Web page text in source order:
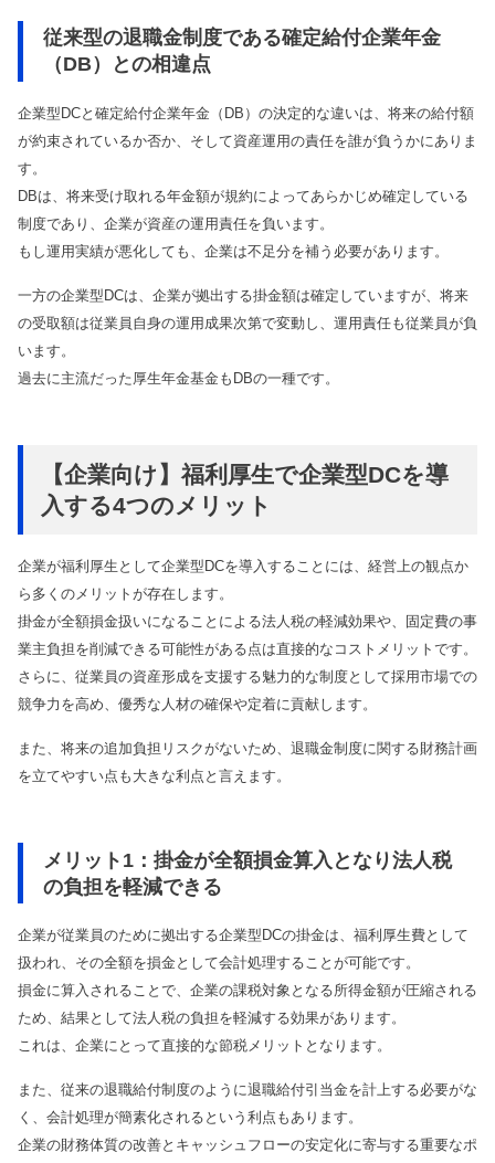
従来型の退職金制度である確定給付企業年金
（DB）との相違点
企業型DCと確定給付企業年金（DB）の決定的な違いは、将来の給付額
が約束されているか否か、そして資産運用の責任を誰が負うかにありま
す。
DBは、将来受け取れる年金額が規約によってあらかじめ確定している
制度であり、企業が資産の運用責任を負います。
もし運用実績が悪化しても、企業は不足分を補う必要があります。
一方の企業型DCは、企業が拠出する掛金額は確定していますが、将来
の受取額は従業員自身の運用成果次第で変動し、運用責任も従業員が負
います。
過去に主流だった厚生年金基金もDBの一種です。
【企業向け】福利厚生で企業型DCを導
入する4つのメリット
企業が福利厚生として企業型DCを導入することには、経営上の観点か
ら多くのメリットが存在します。
掛金が全額損金扱いになることによる法人税の軽減効果や、固定費の事
業主負担を削減できる可能性がある点は直接的なコストメリットです。
さらに、従業員の資産形成を支援する魅力的な制度として採用市場での
競争力を高め、優秀な人材の確保や定着に貢献します。
また、将来の追加負担リスクがないため、退職金制度に関する財務計画
を立てやすい点も大きな利点と言えます。
メリット1：掛金が全額損金算入となり法人税
の負担を軽減できる
企業が従業員のために拠出する企業型DCの掛金は、福利厚生費として
扱われ、その全額を損金として会計処理することが可能です。
損金に算入されることで、企業の課税対象となる所得金額が圧縮される
ため、結果として法人税の負担を軽減する効果があります。
これは、企業にとって直接的な節税メリットとなります。
また、従来の退職給付制度のように退職給付引当金を計上する必要がな
く、会計処理が簡素化されるという利点もあります。
企業の財務体質の改善とキャッシュフローの安定化に寄与する重要なポ